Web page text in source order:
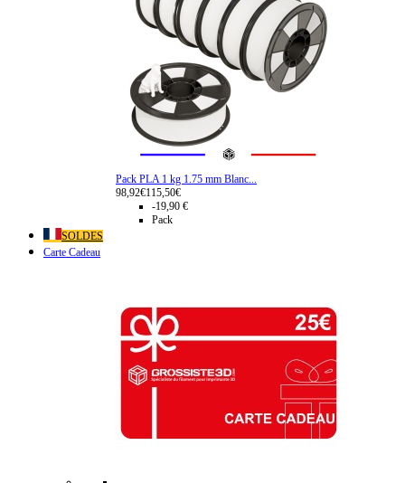
Pack PLA 1 kg 1.75 mm Blanc...
98,92€115,50€
-19,90 €
Pack
SOLDES
Carte Cadeau